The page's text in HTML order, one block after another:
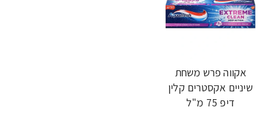
אקווה פרש משחת
שיניים אקסטרים קלין
דיפ 75 מ"ל